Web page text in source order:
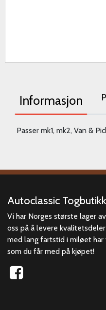
Informasjon
Passer mk1, mk2, Van &
Autoclassic
Vi har Norges største lager
oss på å levere
med lang fartstid i miløet har
som du får med på kjøpet!